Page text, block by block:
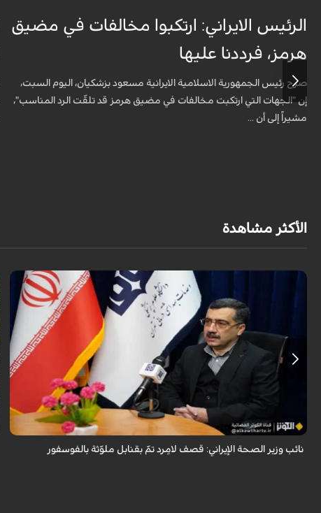
الرئيس الايراني: ارتكبوا مخالفات في مضيق
هرمز، فرددنا عليها
صرح رئيس الجمهورية الاسلامية الايرانية مسعود بزشكيان، اليوم السبت،
إن "الجهات التي ارتكبت مخالفات في مضيق هرمز قد تلقّت الرد المناسب"،
مشيراً إلى أن ...
الأكثر مشاهدة
قال معاون وزير الصحة الإيراني لشؤون البحوث والتكنولوجيا، شاهين آخوندزاده،
إن التحقيقات التي أجرتها وزارة الصحة بشأن قصف مدينة لامِرد في محافظة
نائب وزير الصحة الإيراني: قصف لامِرد تمّ بقنابل ملوّثة بالفوسفور